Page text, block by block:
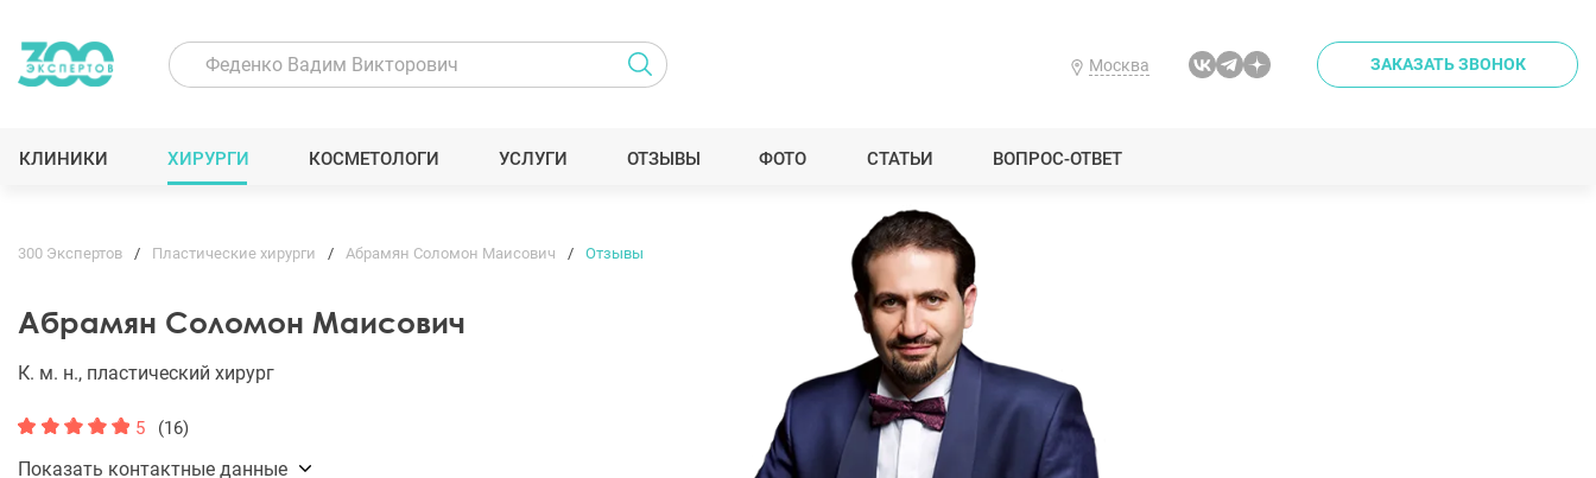
Москва ЗАКАЗАТЬ ЗВОНОК
КЛИНИКИ ХИРУРГИ КОСМЕТОЛОГИ УСЛУГИ ОТЗЫВЫ ФОТО СТАТЬИ ВОПРОС-ОТВЕТ
300 Экспертов Пластические хирурги Абрамян Соломон Маисович Отзывы
Абрамян Соломон Маисович
К. м. н., пластический хирург
5 (16)
Показать контактные данные